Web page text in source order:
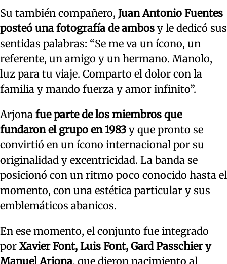
Su también compañero, Juan Antonio Fuentes
posteó una fotografía de ambos y le dedicó sus
sentidas palabras: “Se me va un ícono, un
referente, un amigo y un hermano. Manolo,
luz para tu viaje. Comparto el dolor con la
familia y mando fuerza y amor infinito”.
Arjona fue parte de los miembros que
fundaron el grupo en 1983 y que pronto se
convirtió en un ícono internacional por su
originalidad y excentricidad. La banda se
posicionó con un ritmo poco conocido hasta el
momento, con una estética particular y sus
emblemáticos abanicos.
En ese momento, el conjunto fue integrado
por Xavier Font, Luis Font, Gard Passchier y
Manuel Arjona, que dieron nacimiento al